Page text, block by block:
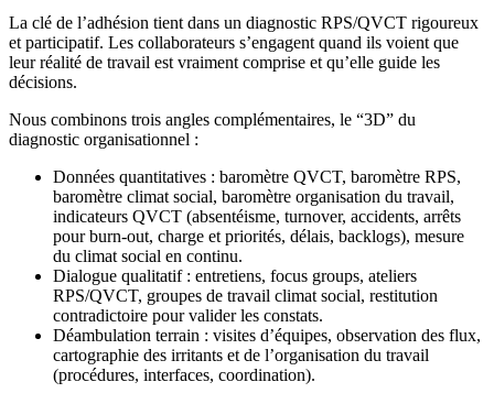
La clé de l’adhésion tient dans un diagnostic RPS/QVCT rigoureux
et participatif. Les collaborateurs s’engagent quand ils voient que
leur réalité de travail est vraiment comprise et qu’elle guide les
décisions.
Nous combinons trois angles complémentaires, le “3D” du
diagnostic organisationnel :
Données quantitatives : baromètre QVCT, baromètre RPS,
baromètre climat social, baromètre organisation du travail,
indicateurs QVCT (absentéisme, turnover, accidents, arrêts
pour burn-out, charge et priorités, délais, backlogs), mesure
du climat social en continu.
Dialogue qualitatif : entretiens, focus groups, ateliers
RPS/QVCT, groupes de travail climat social, restitution
contradictoire pour valider les constats.
Déambulation terrain : visites d’équipes, observation des flux,
cartographie des irritants et de l’organisation du travail
(procédures, interfaces, coordination).